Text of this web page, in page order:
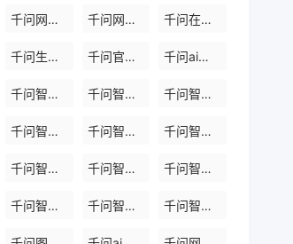
千问网页版入口 千问网页版入口官网 千问在线P图
千问生成论文平台 千问官网网页版入口 千问ai助手
千问智能体助手 千问智能体系统 千问智能体工具
千问智能体服务 千问智能体官网 千问智能体软件
千问智能体网页版 千问智能体网页版入口 千问智能体入口
千问智能体免费 千问智能体免费入口 千问智能体